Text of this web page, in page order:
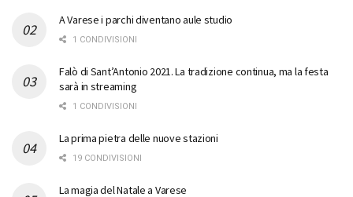
A Varese i parchi diventano aule studio
1 CONDIVISIONI
Falò di Sant’Antonio 2021. La tradizione continua, ma la festa
sarà in streaming
1 CONDIVISIONI
La prima pietra delle nuove stazioni
19 CONDIVISIONI
La magia del Natale a Varese